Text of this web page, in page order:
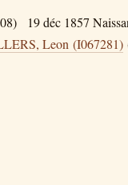
19 déc 1857
Leon (I067281)